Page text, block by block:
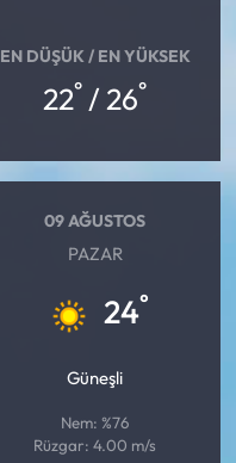
EN DÜŞÜK / EN YÜKSEK
22° / 26°
09 AĞUSTOS
PAZAR
24°
Güneşli
Nem: %76
Rüzgar: 4.00 m/s